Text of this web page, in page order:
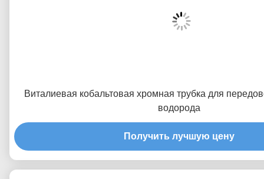
Виталиевая кобальтовая хромная трубка для
водорода
Получить лучшую цену